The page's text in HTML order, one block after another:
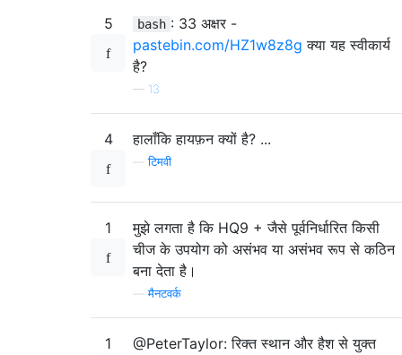
5 bash : 33 अक्षर -
pastebin.com/HZ1w8z8g क्या यह स्वीकार्य
है?
— 13
4 हालाँकि हायफ़न क्यों है? ...
—टिमवी
1
मुझे लगता है कि HQ9 + जैसे पूर्वनिर्धारित किसी
चीज के उपयोग को असंभव या असंभव रूप से कठिन
बना देता है।
—मैनटवर्क
1
@PeterTaylor: रिक्त स्थान और हैश से युक्त